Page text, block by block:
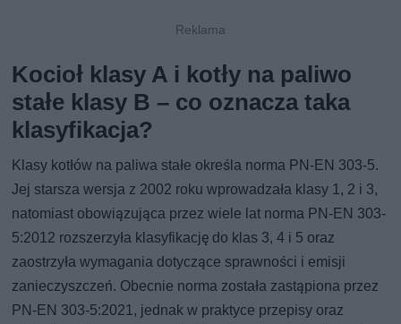
Kocioł klasy A i kotły na paliwo
stałe klasy B – co oznacza taka
klasyfikacja?
Klasy kotłów na paliwa stałe określa norma PN-EN 303-5.
Jej starsza wersja z 2002 roku wprowadzała klasy 1, 2 i 3,
natomiast obowiązująca przez wiele lat norma PN-EN 303-
5:2012 rozszerzyła klasyfikację do klas 3, 4 i 5 oraz
zaostrzyła wymagania dotyczące sprawności i emisji
zanieczyszczeń. Obecnie norma została zastąpiona przez
PN-EN 303-5:2021, jednak w praktyce przepisy oraz